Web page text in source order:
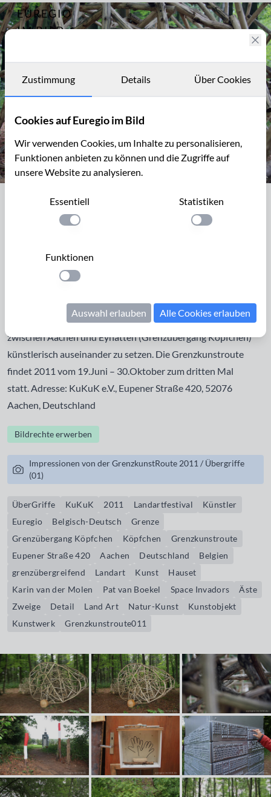
EUREGIO
IM BILD
Archiv
Kontakt
Archiv
6853
GrenzkunstRoute
(01)
Karin van der Molen & Pat van Boekel:
"Space Invadors", Grenzkunstroute011,
Unter dem TitelÜberGriffe
der Euregio ein, sich mit den historischen Besonderheiten
und den Landschaft an der Belgisch-Deutschen Grenze
zwischen Aachen und Eynatten (Grenzübergang Köpfchen)
künstlerisch auseinander zu setzen. DieGrenzkunstroute
findet 2011 vom 19.Juni – 30.Oktober zum dritten Mal
statt. Adresse: KuKuK e.V., Eupener Straße 420, 52076
Aachen, Deutschland
Bildrechte erwerben
Impressionen von der GrenzkunstRoute 2011 / Übergriffe
(01)
ÜberGriffe KuKuK 2011 Landartfestival
Künstler
Euregio
Belgisch-Deutsch
Grenze
Grenzübergang Köpfchen
Köpfchen
Grenzkunstroute
Eupener Straße 420
Aachen Deutschland
Belgien
grenzübergreifend
Landart Kunst
Hauset
Karin van der Molen
Pat van Boekel Space Invadors
Äste
Zweige
Detail Land Art Natur-Kunst
Kunstobjekt
Kunstwerk
Grenzkunstroute011
Zustimmung Details Über Cookies
Cookies auf Euregio im Bild
Wir verwenden Cookies, um Inhalte zu personalisieren,
Funktionen anbieten zu können und die Zugriffe auf
unsere Website zu analysieren.
Essentiell
Einstellung anwenden
Statistiken
Einstellung
Funktionen
Einstellung anwenden
Auswahl erlauben Alle Cookies erlauben